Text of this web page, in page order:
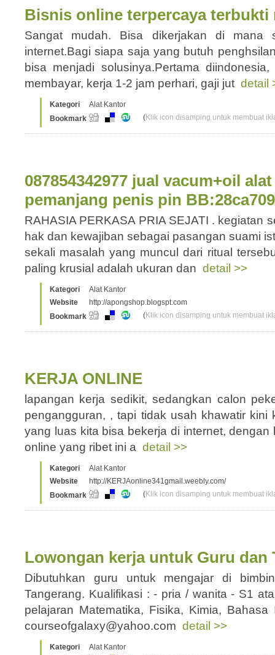
Bisnis online terpercaya terbukti
Sangat mudah. Bisa dikerjakan di mana
internet.Bagi siapa saja yang butuh
bisa menjadi solusinya.Pertama
membayar, kerja 1-2 jam perhari, gaji jut detail
Kategori
Alat Kantor
Bookmark
(Klik icon disamping untuk membuat
087854342977 jual vacum+oil
pemanjang penis pin
RAHASIA PERKASA PRIA SEJATI . kegiatan
hak dan kewajiban sebagai pasangan suami
sekali masalah yang muncul dari ritual
paling krusial adalah ukuran dan detail >>
Kategori
Alat Kantor
Website
http://apongshop.blogspt.com
Bookmark
(Klik icon disamping untuk membuat
KERJA ONLINE
lapangan kerja sedikit, sedangkan calon
pengangguran, , tapi tidak usah khawatir kini
yang luas kita bisa bekerja di internet,
online yang ribet ini a detail >>
Kategori
Alat Kantor
Website
http://KERJAonline341gmail.weebly.com/
Bookmark
(Klik icon disamping untuk membuat
Lowongan kerja untuk Guru dan
Dibutuhkan guru untuk mengajar di
Tangerang. Kualifikasi : - pria / wanita - S1
pelajaran Matematika, Fisika, Kimia,
courseofgalaxy@yahoo.com detail >>
Kategori
Alat Kantor